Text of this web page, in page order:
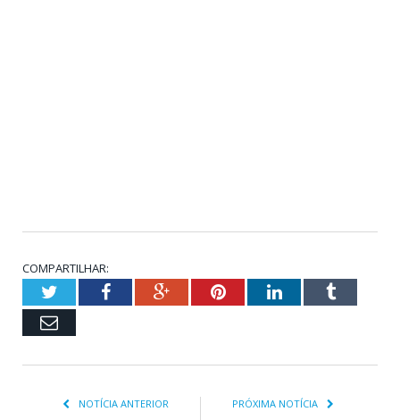
COMPARTILHAR:
TwitterFacebookGoogle+PinterestLinkedInTumblr
Email
NOTÍCIA ANTERIOR PRÓXIMA NOTÍCIA